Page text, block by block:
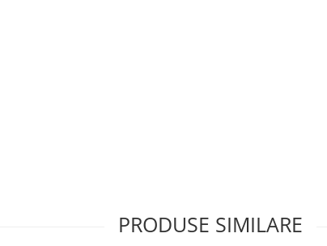
PRODUSE SIMILARE